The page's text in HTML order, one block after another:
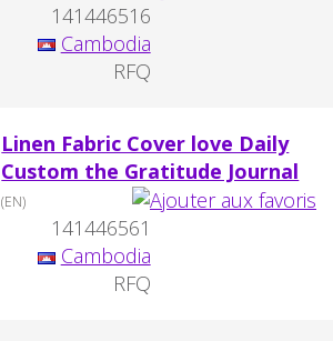
141446516
Cambodia
RFQ
Linen Fabric Cover love Daily
Custom the Gratitude Journal
(EN)
141446561
Cambodia
RFQ